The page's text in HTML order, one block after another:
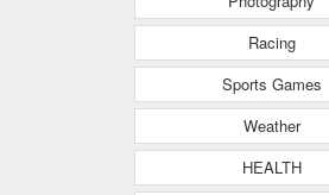
Racing
Sports Games
Weather
HEALTH